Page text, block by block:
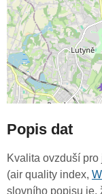
Popis dat
Kvalita ovzduší pro
(air quality index,
slovního popisu je,